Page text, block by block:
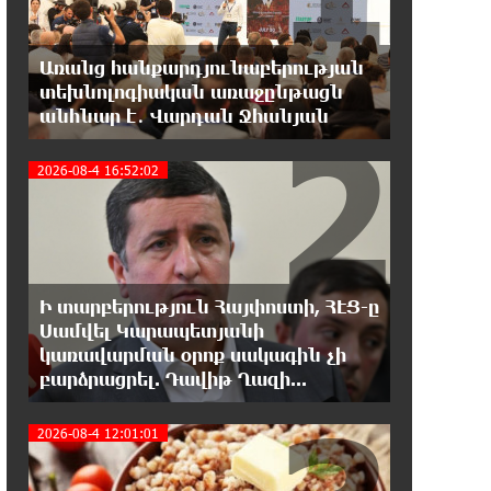
պարունակությունը գրեթե ամբողջ
շաբաթ գերազանցել է թույլատրելի սահմանը
18:40:08 8-08-2026
Իրանը պատրաստ է բացել
ընդունի հանրապետության պայմանները
18:21:30 8-08-2026
Երևանում անցկացվել է
հաշմանդամություն ունեցող
անձանց միջազգային մարզական փառատոն
18:02:58 8-08-2026
Դմիտրի Մեդվեդև. Արևմուտքի
նկատմամբ կրկնում է վրացական սցենարը
Առանց հանքարդյունաբերության
տեխնոլոգիական առաջընթացն
անհնար է․ Վարդան Ջհանյան
2026-08-4 16:52:02
Ի տարբերություն Հայփոստի, ՀԷՑ-ը
Սամվել Կարապետյանի
կառավարման օրոք սակագին չի
բարձրացրել. Դավիթ Ղազի...
2
2026-08-4 12:01:01